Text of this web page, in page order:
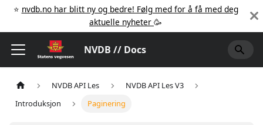
⭐️ nvdb.no har blitt ny og bedre! Følg med for å få med deg
aktuelle nyheter 🥳️
NVDB // Docs
NVDB API Les
NVDB API Les V3
Introduksjon
Paginering